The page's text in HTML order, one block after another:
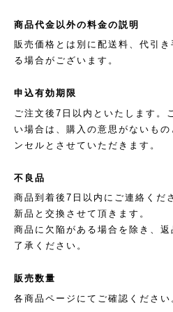
商品代金以外の料金の説明
販売価格とは別に配送料、代引
る場合がございます。
申込有効期限
ご注文後7日以内といたします。
い場合は、購入の意思がないも
ンセルとさせていただきます。
不良品
商品到着後7日以内にご連絡くだ
新品と交換させて頂きます。
商品に欠陥がある場合を除き、
了承ください。
販売数量
各商品ページにてご確認ください